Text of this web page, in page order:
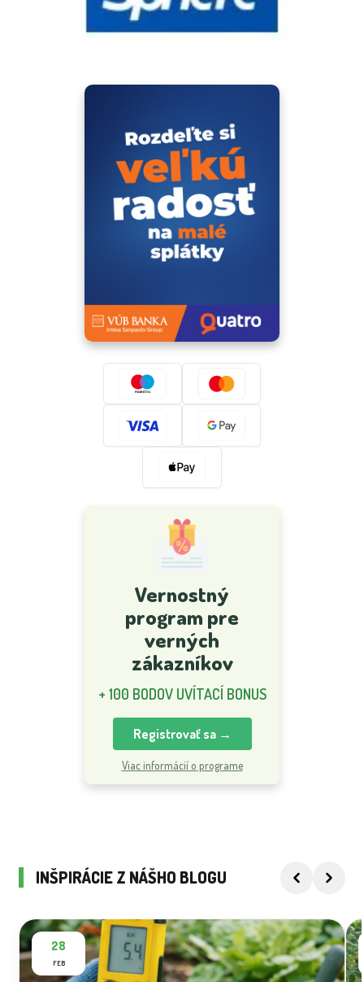
Vernostný
program pre
verných
zákazníkov
+ 100 BODOV UVÍTACÍ BONUS
Registrovať sa →
Viac informácií o programe
INŠPIRÁCIE Z NÁŠHO BLOGU
28
FEB